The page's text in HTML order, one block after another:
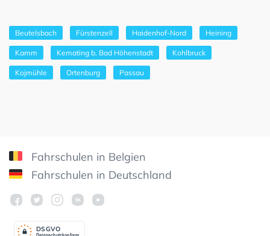
Beutelsbach Fürstenzell Haidenhof-Nord Heining
Kamm Kemating b. Bad Höhenstadt Kohlbruck
Kojmühle Ortenburg Passau
Fahrschulen in Belgien
Fahrschulen in Deutschland
DSGVO